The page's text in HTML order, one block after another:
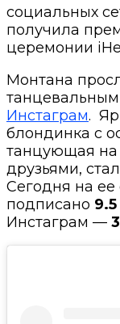
социальных
получила
церемонии
Монтана
Инстаграм.
блондинка с
танцующая на
друзьями,
Сегодня на ее
подписано
Инстаграм —